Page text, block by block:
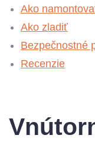
Ako
Ako zladiť
Bezpečnostné
Recenzie